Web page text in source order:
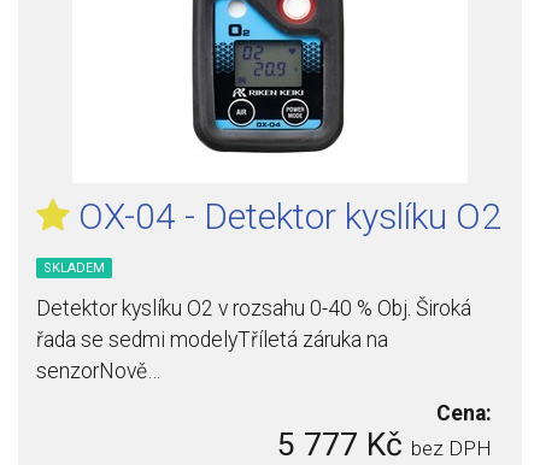
OX-04 - Detektor kyslíku O2
SKLADEM
Detektor kyslíku O2 v rozsahu 0-40 % Obj. Široká
řada se sedmi modelyTříletá záruka na
senzorNově…
Cena:
5 777 Kč bez DPH